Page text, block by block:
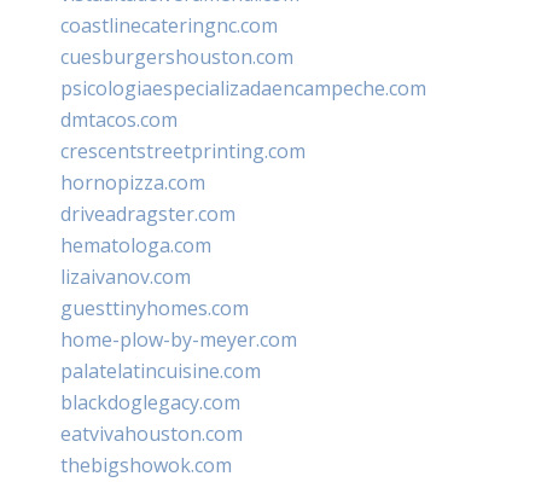
coastlinecateringnc.com
cuesburgershouston.com
psicologiaespecializadaencampeche.com
dmtacos.com
crescentstreetprinting.com
hornopizza.com
driveadragster.com
hematologa.com
lizaivanov.com
guesttinyhomes.com
home-plow-by-meyer.com
palatelatincuisine.com
blackdoglegacy.com
eatvivahouston.com
thebigshowok.com